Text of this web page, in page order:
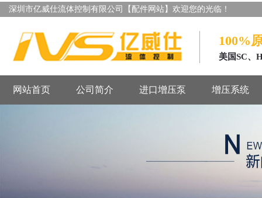
深圳市亿威仕流体控制有限公司【配件网站】欢迎您的光临！
100%
美国SC、
网站首页 公司简介 进口增压泵 增压系统